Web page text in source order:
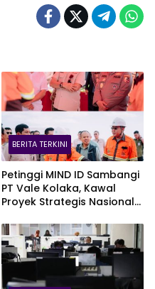
BERITA TERKINI
Petinggi MIND ID Sambangi
PT Vale Kolaka, Kawal
Proyek Strategis Nasional